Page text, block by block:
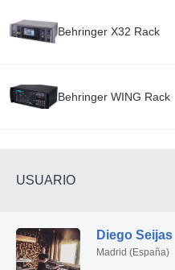
Behringer X32 Rack
Behringer WING Rack
USUARIO
Diego Seijas
Madrid (España)